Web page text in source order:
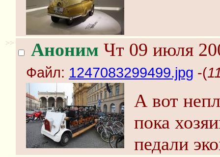
>> Аноним Чт 09 июля
Файл: 1247083299499.jpg -(
А вот
пока
педали